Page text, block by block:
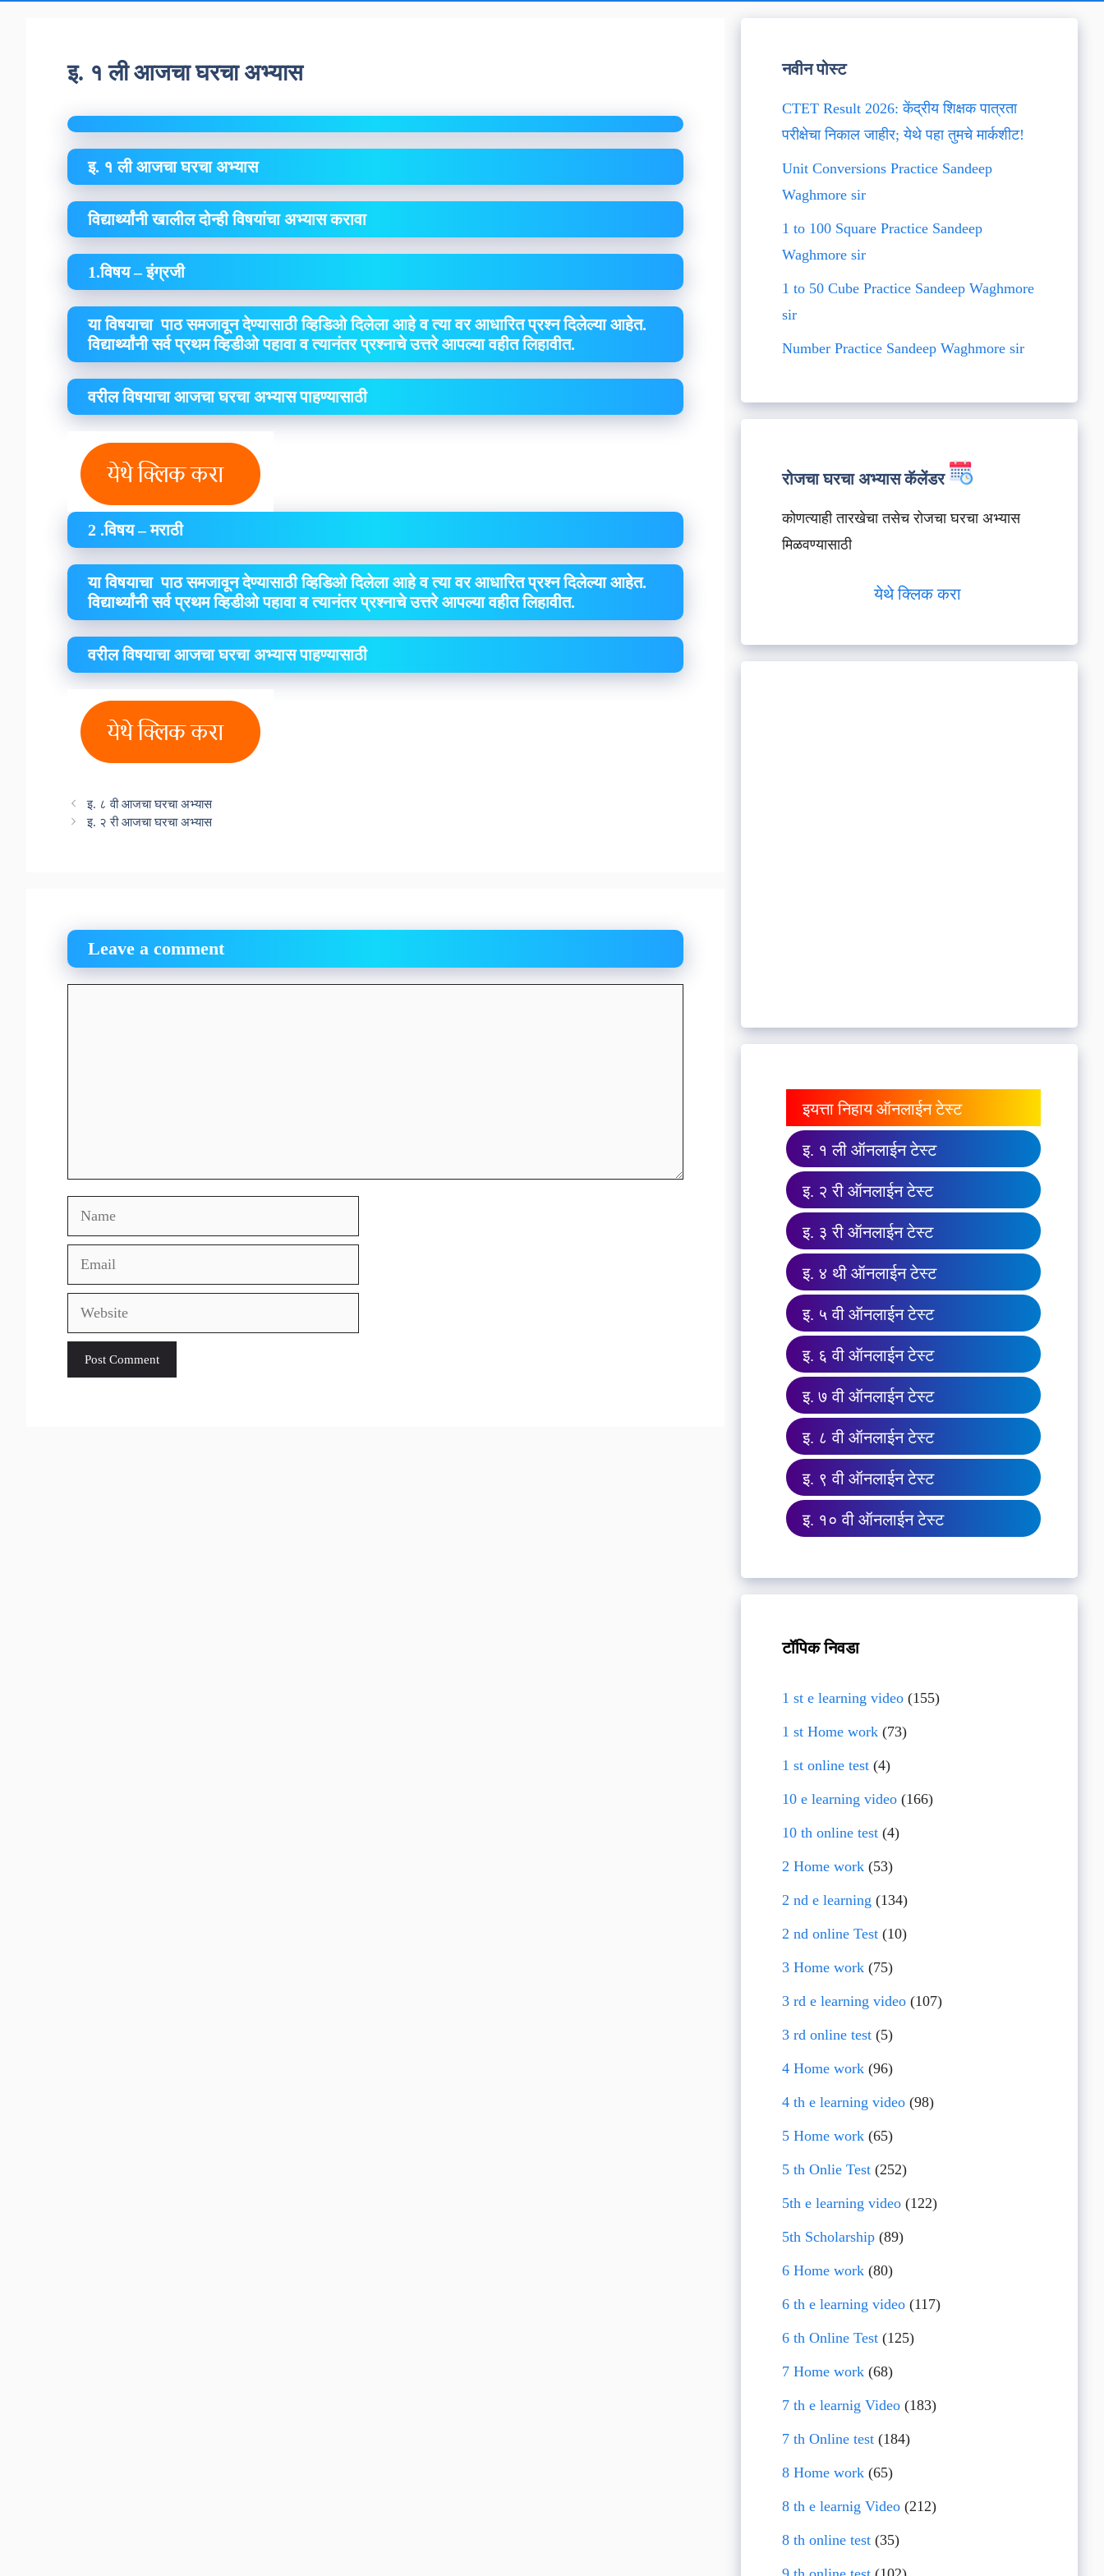
इ. १ ली आजचा घरचा अभ्यास
इ. १ ली आजचा घरचा अभ्यास
विद्यार्थ्यांनी खालील दोन्ही विषयांचा अभ्यास करावा
1.विषय – इंग्रजी
या विषयाचा पाठ समजावून देण्यासाठी व्हिडिओ दिलेला आहे व त्या वर आधारित प्रश्न दिलेल्या आहेत.
विद्यार्थ्यांनी सर्व प्रथम व्हिडीओ पहावा व त्यानंतर प्रश्नाचे उत्तरे आपल्या वहीत लिहावीत.
वरील विषयाचा आजचा घरचा अभ्यास पाहण्यासाठी
2 .विषय – मराठी
या विषयाचा पाठ समजावून देण्यासाठी व्हिडिओ दिलेला आहे व त्या वर आधारित प्रश्न दिलेल्या आहेत.
विद्यार्थ्यांनी सर्व प्रथम व्हिडीओ पहावा व त्यानंतर प्रश्नाचे उत्तरे आपल्या वहीत लिहावीत.
वरील विषयाचा आजचा घरचा अभ्यास पाहण्यासाठी
इ. ८ वी आजचा घरचा अभ्यास
इ. २ री आजचा घरचा अभ्यास
Leave a comment
Name
Email
Website
नवीन पोस्ट
CTET Result 2026: केंद्रीय शिक्षक पात्रता
परीक्षेचा निकाल जाहीर; येथे पहा तुमचे मार्कशीट!
Unit Conversions Practice Sandeep
Waghmore sir
1 to 100 Square Practice Sandeep
Waghmore sir
1 to 50 Cube Practice Sandeep Waghmore
sir
Number Practice Sandeep Waghmore sir
रोजचा घरचा अभ्यास कॅलेंडर
कोणत्याही तारखेचा तसेच रोजचा घरचा अभ्यास
मिळवण्यासाठी
येथे क्लिक करा
इयत्ता निहाय ऑनलाईन टेस्ट
इ. १ ली ऑनलाईन टेस्ट
इ. २ री ऑनलाईन टेस्ट
इ. ३ री ऑनलाईन टेस्ट
इ. ४ थी ऑनलाईन टेस्ट
इ. ५ वी ऑनलाईन टेस्ट
इ. ६ वी ऑनलाईन टेस्ट
इ. ७ वी ऑनलाईन टेस्ट
इ. ८ वी ऑनलाईन टेस्ट
इ. ९ वी ऑनलाईन टेस्ट
इ. १० वी ऑनलाईन टेस्ट
टॉपिक निवडा
1 st e learning video(155)
1 st Home work(73)
1 st online test(4)
10 e learning video(166)
10 th online test(4)
2 Home work(53)
2 nd e learning (134)
2 nd online Test(10)
3 Home work(75)
3 rd e learning video(107)
3 rd online test(5)
4 Home work(96)
4 th e learning video(98)
5 Home work(65)
5 th Onlie Test(252)
5th e learning video(122)
5th Scholarship(89)
6 Home work(80)
6 th e learning video(117)
6 th Online Test(125)
7 Home work(68)
7 th e learnig Video(183)
7 th Online test(184)
8 Home work(65)
8 th e learnig Video(212)
8 th online test(35)